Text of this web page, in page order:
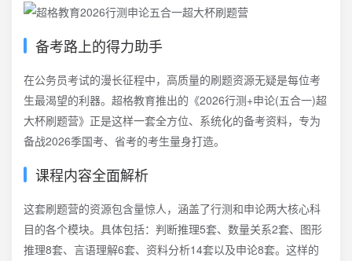
备考路上的得力助手
在公务员考试的漫长征程中，高质量的刷题资源无疑是每位考
生最渴望的利器。超格教育推出的《2026行测+申论(五合一)超
大杯刷题营》正是这样一套全方位、系统化的备考资料，专为
备战2026季国考、省考的考生量身打造。
课程内容全面解析
这套刷题营的资源包含量惊人，涵盖了行测和申论两大核心科
目的各个模块。具体包括：判断推理5套、数量关系2套、图形
推理8套、言语理解6套、资料分析14套以及申论8套。这样的